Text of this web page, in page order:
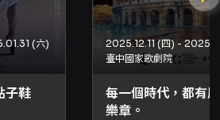
身體在時間與空間流動中的多重
芭蕾表現語彙轉型、或想體驗當
觀眾。
項： - 演出場次於演出前30分
(六)
子鞋
2025.12.11 (四) -
臺中國家歌劇院
每一個時代，都有
樂章。